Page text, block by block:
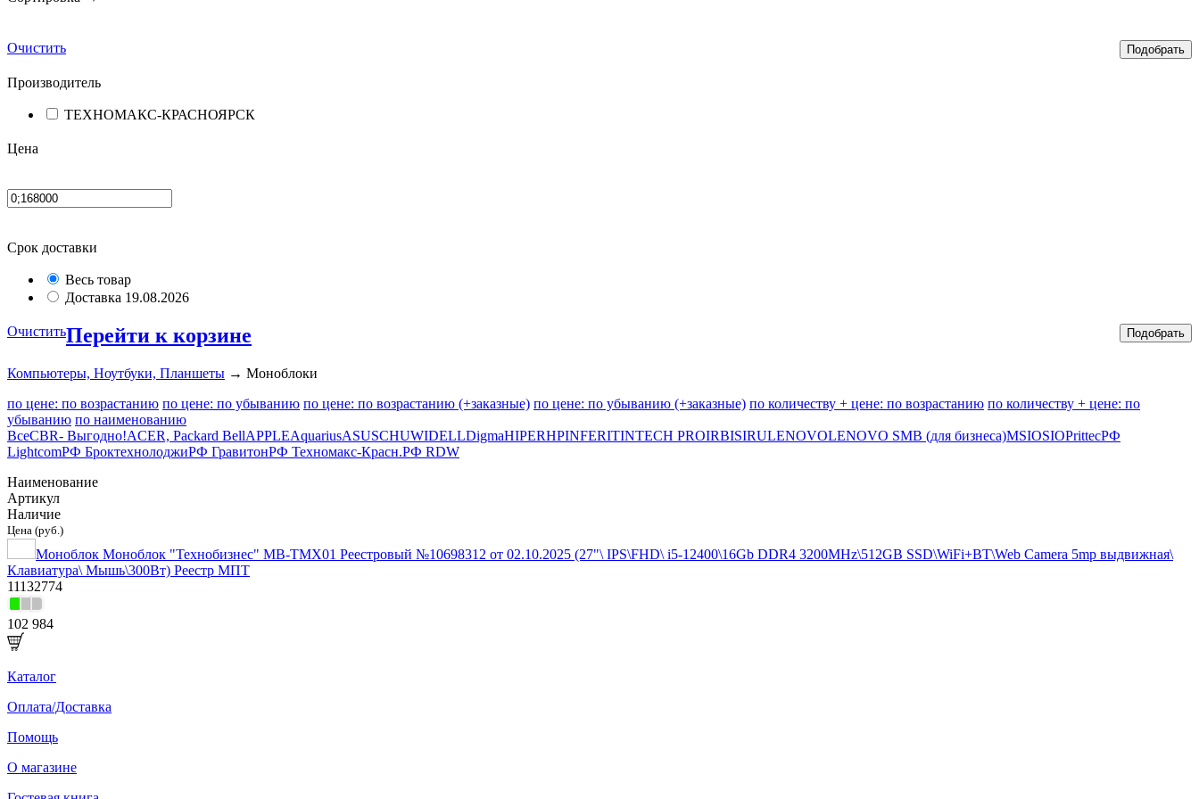
Очистить
Производитель
ТЕХНОМАКС-КРАСНОЯРСК
Цена
Срок доставки
Весь товар
Доставка 19.08.2026
ОчиститьПерейти к корзине
Компьютеры, Ноутбуки, Планшеты → Моноблоки
по цене: по возрастанию по цене: по убыванию по цене: по возрастанию (+заказные) по цене: по убыванию (+заказные) по количеству + цене: по возрастанию по количеству + цене: по
убыванию по наименованию
ВсеCBR- Выгодно!ACER, Packard BellAPPLEAquariusASUSCHUWIDELLDigmaHIPERHPINFERITINTECH PROIRBISIRULENOVOLENOVO SMB (для бизнеса)MSIOSIOPrittecРФ
LightcomРФ БроктехнолоджиРФ ГравитонРФ Техномакс-Красн.РФ RDW
Наименование
Артикул
Наличие
Цена (руб.)
Моноблок Моноблок "Технобизнес" МВ-ТМХ01 Реестровый №10698312 от 02.10.2025 (27"\ IPS\FHD\ i5-12400\16Gb DDR4 3200MHz\512GB SSD\WiFi+BT\Web Camera 5mp выдвижная\
Клавиатура\ Мышь\300Вт) Реестр МПТ
11132774
102 984
Каталог
Оплата/Доставка
Помощь
О магазине